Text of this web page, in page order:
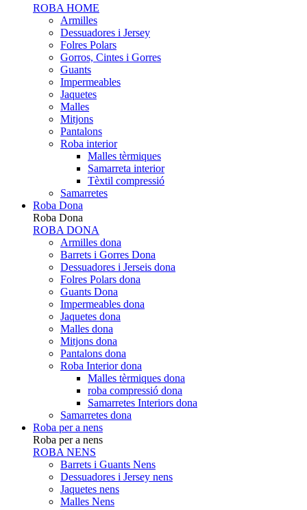
ROBA HOME
Armilles
Dessuadores i Jersey
Folres Polars
Gorros, Cintes i Gorres
Guants
Impermeables
Jaquetes
Malles
Mitjons
Pantalons
Roba interior
Malles tèrmiques
Samarreta interior
Tèxtil compressió
Samarretes
Roba Dona
Roba Dona
ROBA DONA
Armilles dona
Barrets i Gorres Dona
Dessuadores i Jerseis dona
Folres Polars dona
Guants Dona
Impermeables dona
Jaquetes dona
Malles dona
Mitjons dona
Pantalons dona
Roba Interior dona
Malles tèrmiques dona
roba compressió dona
Samarretes Interiors dona
Samarretes dona
Roba per a nens
Roba per a nens
ROBA NENS
Barrets i Guants Nens
Dessuadores i Jersey nens
Jaquetes nens
Malles Nens